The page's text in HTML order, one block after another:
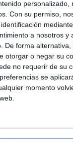
Con su permiso,
a nosotros
De forma
otorgar o negar su
no requerir de su
se
momento